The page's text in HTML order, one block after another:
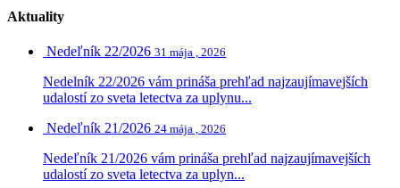
Aktuality
Nedeľník 22/2026 31 mája , 2026
Nedelník 22/2026 vám prináša prehľad najzaujímavejších
udalostí zo sveta letectva za uplynu...
Nedeľník 21/2026 24 mája , 2026
Nedeľník 21/2026 vám prináša prehľad najzaujímavejších
udalostí zo sveta letectva za uplyn...